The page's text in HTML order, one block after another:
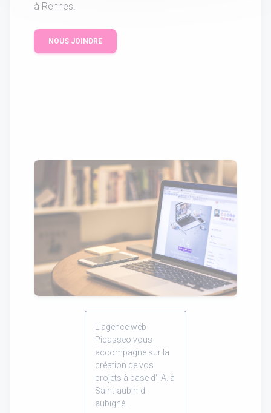
à Rennes.
NOUS JOINDRE
L'agence web
Picasseo vous
accompagne sur la
création de vos
projets à base d'I.A. à
Saint-aubin-d-
aubigné.